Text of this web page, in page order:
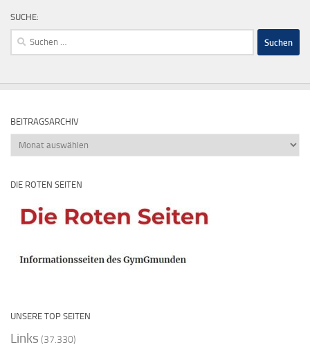
SUCHE:
Suchen
BEITRAGSARCHIV
Beitragsarchiv
DIE ROTEN SEITEN
UNSERE TOP SEITEN
Links (37.330)